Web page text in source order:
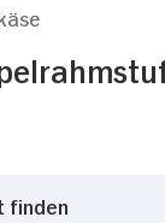
zu
an unsere
finden